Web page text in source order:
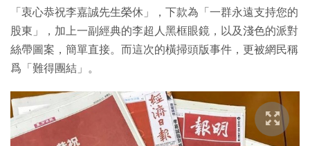
「衷心恭祝李嘉誠先生榮休」，下款為「一群永遠支持您的
股東」，加上一副經典的李超人黑框眼鏡，以及淺色的派對
絲帶圖案，簡單直接。而這次的橫掃頭版事件，更被網民稱
爲「難得團結」。